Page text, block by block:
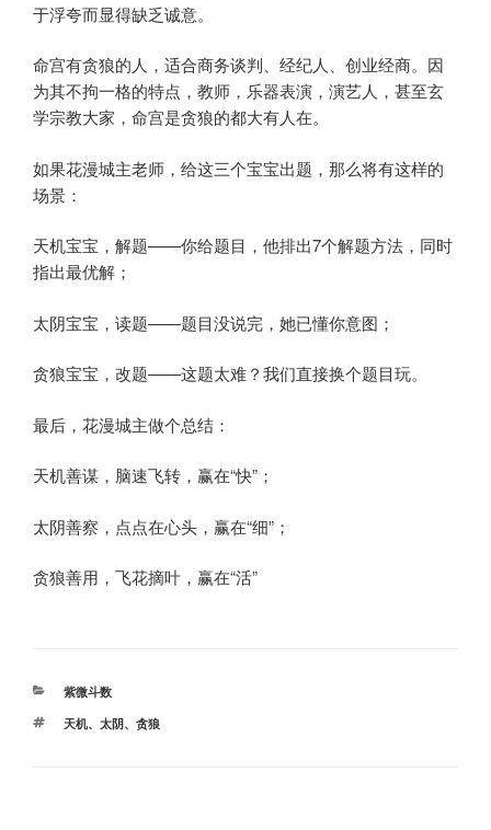
于浮夸而显得缺乏诚意。
命宫有贪狼的人，适合商务谈判、经纪人、创业经商。因
为其不拘一格的特点，教师，乐器表演，演艺人，甚至玄
学宗教大家，命宫是贪狼的都大有人在。
如果花漫城主老师，给这三个宝宝出题，那么将有这样的
场景：
天机宝宝，解题——你给题目，他排出7个解题方法，同时
指出最优解；
太阴宝宝，读题——题目没说完，她已懂你意图；
贪狼宝宝，改题——这题太难？我们直接换个题目玩。
最后，花漫城主做个总结：
天机善谋，脑速飞转，赢在“快”；
太阴善察，点点在心头，赢在“细”；
贪狼善用，飞花摘叶，赢在“活”
分
紫微斗数
标
天机、 太阴、 贪狼